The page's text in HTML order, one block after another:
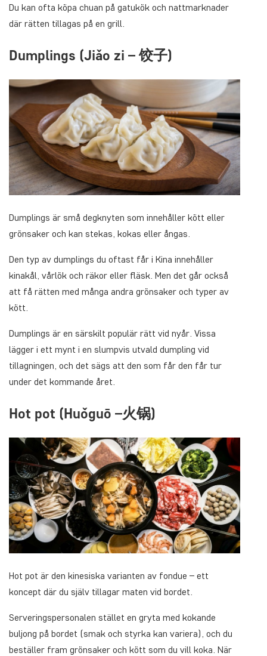
Du kan ofta köpa chuan på gatukök och nattmarknader
där rätten tillagas på en grill.
Dumplings (Jiǎo zi – 饺子)
Dumplings är små degknyten som innehåller kött eller
grönsaker och kan stekas, kokas eller ångas.
Den typ av dumplings du oftast får i Kina innehåller
kinakål, vårlök och räkor eller fläsk. Men det går också
att få rätten med många andra grönsaker och typer av
kött.
Dumplings är en särskilt populär rätt vid nyår. Vissa
lägger i ett mynt i en slumpvis utvald dumpling vid
tillagningen, och det sägs att den som får den får tur
under det kommande året.
Hot pot (Huǒguō –火锅)
Hot pot är den kinesiska varianten av fondue – ett
koncept där du själv tillagar maten vid bordet.
Serveringspersonalen stället en gryta med kokande
buljong på bordet (smak och styrka kan variera), och du
beställer fram grönsaker och kött som du vill koka. När